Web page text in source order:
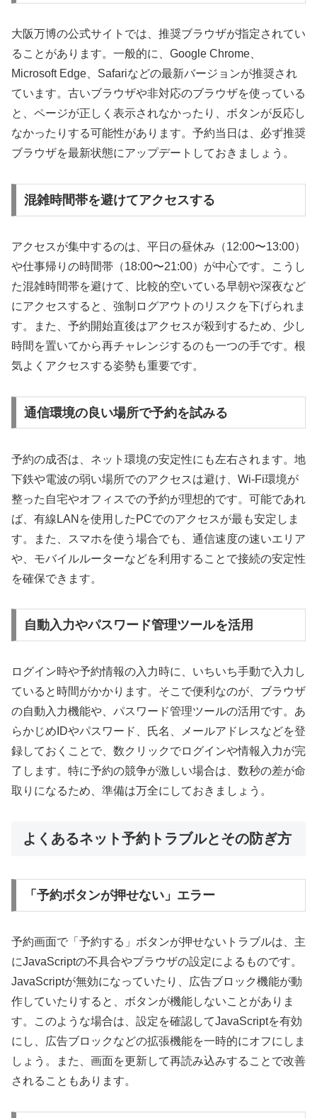
大阪万博の公式サイトでは、推奨ブラウザが指定されてい
ることがあります。一般的に、Google Chrome、
Microsoft Edge、Safariなどの最新バージョンが推奨され
ています。古いブラウザや非対応のブラウザを使っている
と、ページが正しく表示されなかったり、ボタンが反応し
なかったりする可能性があります。予約当日は、必ず推奨
ブラウザを最新状態にアップデートしておきましょう。
混雑時間帯を避けてアクセスする
アクセスが集中するのは、平日の昼休み（12:00〜13:00）
や仕事帰りの時間帯（18:00〜21:00）が中心です。こうし
た混雑時間帯を避けて、比較的空いている早朝や深夜など
にアクセスすると、強制ログアウトのリスクを下げられま
す。また、予約開始直後はアクセスが殺到するため、少し
時間を置いてから再チャレンジするのも一つの手です。根
気よくアクセスする姿勢も重要です。
通信環境の良い場所で予約を試みる
予約の成否は、ネット環境の安定性にも左右されます。地
下鉄や電波の弱い場所でのアクセスは避け、Wi-Fi環境が
整った自宅やオフィスでの予約が理想的です。可能であれ
ば、有線LANを使用したPCでのアクセスが最も安定しま
す。また、スマホを使う場合でも、通信速度の速いエリア
や、モバイルルーターなどを利用することで接続の安定性
を確保できます。
自動入力やパスワード管理ツールを活用
ログイン時や予約情報の入力時に、いちいち手動で入力し
ていると時間がかかります。そこで便利なのが、ブラウザ
の自動入力機能や、パスワード管理ツールの活用です。あ
らかじめIDやパスワード、氏名、メールアドレスなどを登
録しておくことで、数クリックでログインや情報入力が完
了します。特に予約の競争が激しい場合は、数秒の差が命
取りになるため、準備は万全にしておきましょう。
よくあるネット予約トラブルとその防ぎ方
「予約ボタンが押せない」エラー
予約画面で「予約する」ボタンが押せないトラブルは、主
にJavaScriptの不具合やブラウザの設定によるものです。
JavaScriptが無効になっていたり、広告ブロック機能が動
作していたりすると、ボタンが機能しないことがありま
す。このような場合は、設定を確認してJavaScriptを有効
にし、広告ブロックなどの拡張機能を一時的にオフにしま
しょう。また、画面を更新して再読み込みすることで改善
されることもあります。